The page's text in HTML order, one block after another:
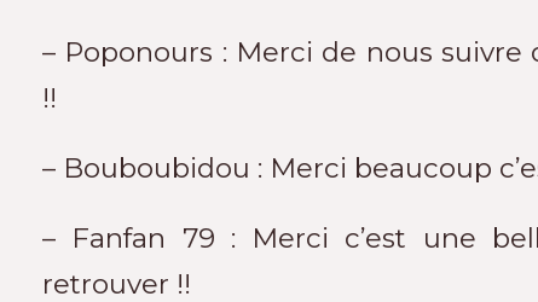
– Poponours : Merci de nous
!!
– Bouboubidou : Merci beaucoup
– Fanfan 79 : Merci c’est une
retrouver !!